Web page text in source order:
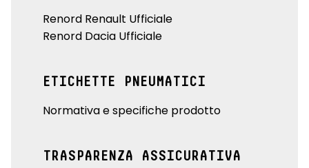
Renord Renault Ufficiale
Renord Dacia Ufficiale
ETICHETTE PNEUMATICI
Normativa e specifiche prodotto
TRASPARENZA ASSICURATIVA